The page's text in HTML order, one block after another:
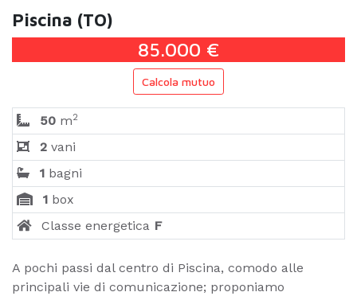
Piscina (TO)
85.000 €
Calcola mutuo
50m2
2vani
1bagni
1box
Classe energetica F
A pochi passi dal centro di Piscina, comodo alle
principali vie di comunicazione; proponiamo